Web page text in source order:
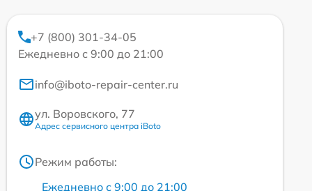
+7 (800) 301-34-05
Ежедневно с 9:00 до 21:00
info@iboto-repair-center.ru
ул. Воровского, 77
Адрес сервисного центра iBoto
Режим работы:
Ежедневно с 9:00 до 21:00